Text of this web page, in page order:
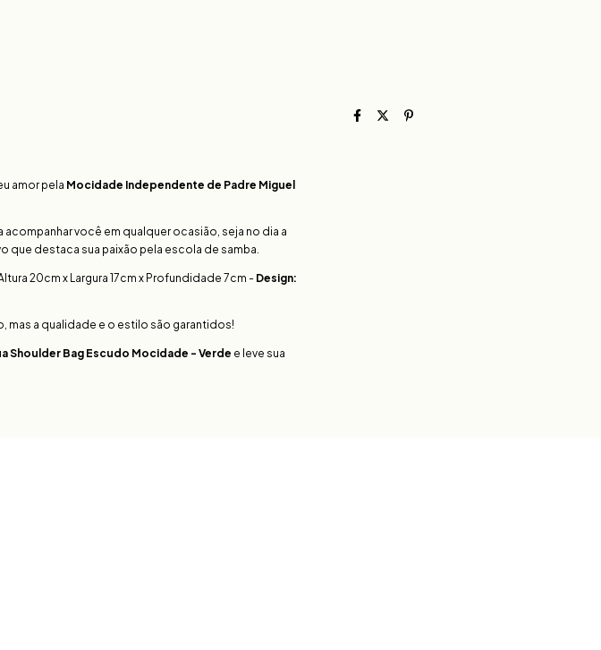
amor pela Mocidade Independente de Padre Miguel
você em qualquer ocasião, seja no dia a
que destaca sua paixão pela escola de samba.
20cm x Largura 17cm x Profundidade 7cm - Design:
mas a qualidade e o estilo são garantidos!
Shoulder Bag Escudo Mocidade - Verde e leve sua